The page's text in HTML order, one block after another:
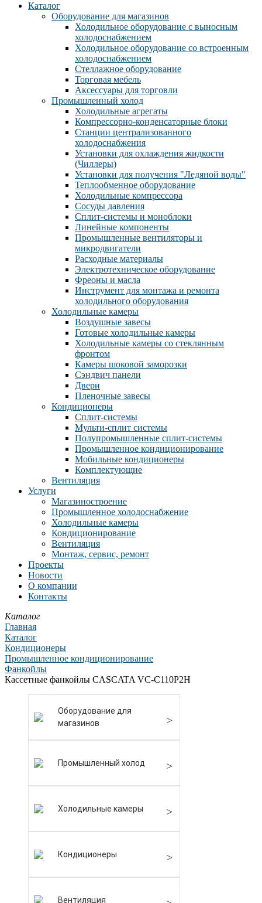
Каталог
Оборудование для магазинов
Холодильное оборудование с выносным
холодоснабжением
Холодильное оборудование со встроенным
холодоснабжением
Стеллажное оборудование
Торговая мебель
Аксессуары для торговли
Промышленный холод
Холодильные агрегаты
Компрессорно-конденсаторные блоки
Станции централизованного
холодоснабжения
Установки для охлаждения жидкости
(Чиллеры)
Установки для получения "Ледяной воды"
Теплообменное оборудование
Холодильные компрессора
Сосуды давления
Cплит-системы и моноблоки
Линейные компоненты
Промышленные вентиляторы и
микродвигатели
Расходные материалы
Электротехническое оборудование
Фреоны и масла
Инструмент для монтажа и ремонта
холодильного оборудования
Холодильные камеры
Воздушные завесы
Готовые холодильные камеры
Холодильные камеры со стеклянным
фронтом
Камеры шоковой заморозки
Сэндвич панели
Двери
Пленочные завесы
Кондиционеры
Сплит-системы
Мульти-сплит системы
Полупромышленные сплит-системы
Промышленное кондиционирование
Мобильные кондиционеры
Комплектующие
Вентиляция
Услуги
Магазиностроение
Промышленное холодоснабжение
Холодильные камеры
Кондиционирование
Вентиляция
Монтаж, сервис, ремонт
Проекты
Новости
О компании
Контакты
Каталог
Главная
Каталог
Кондиционеры
Промышленное кондиционирование
Фанкойлы
Кассетные фанкойлы CASCATA VC-C110P2H
Оборудование для
магазинов
Промышленный холод
Холодильные камеры
Кондиционеры
Вентиляция